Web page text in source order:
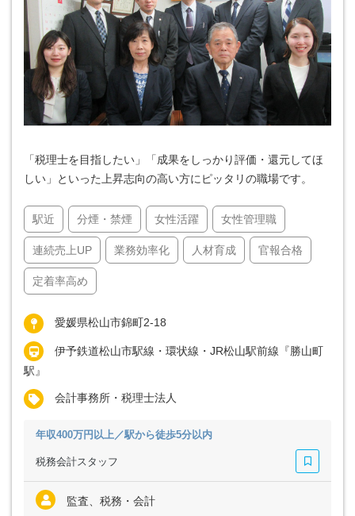
「税理士を目指したい」「成果をしっかり評価・還元してほ
しい」といった上昇志向の高い方にピッタリの職場です。
駅近 分煙・禁煙 女性活躍 女性管理職
連続売上UP 業務効率化 人材育成 官報合格
定着率高め
愛媛県松山市錦町2-18
伊予鉄道松山市駅線・環状線・JR松山駅前線『勝山町
駅』
会計事務所・税理士法人
年収400万円以上／駅から徒歩5分以内
税務会計スタッフ
監査、税務・会計